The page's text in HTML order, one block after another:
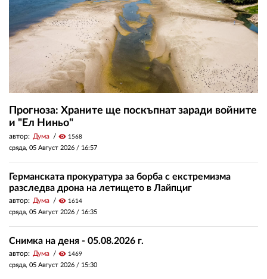
Прогноза: Храните ще поскъпнат заради войните
и "Ел Ниньо"
автор: Дума visibility 1568
сряда, 05 Август 2026 / 16:57
Германската прокуратура за борба с екстремизма
разследва дрона на летището в Лайпциг
автор: Дума visibility 1614
сряда, 05 Август 2026 / 16:35
Снимка на деня - 05.08.2026 г.
автор: Дума visibility 1469
сряда, 05 Август 2026 / 15:30